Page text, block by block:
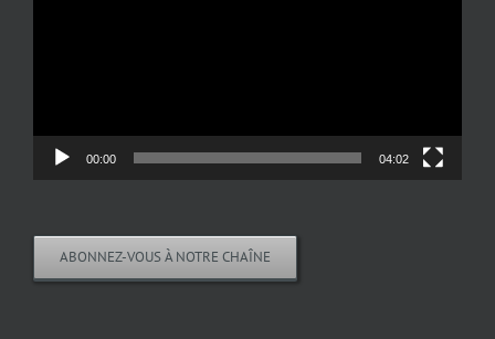
00:00 04:02
ABONNEZ-VOUS À NOTRE CHAÎNE